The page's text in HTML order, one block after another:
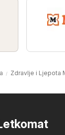
Zdravlje i Ljepota